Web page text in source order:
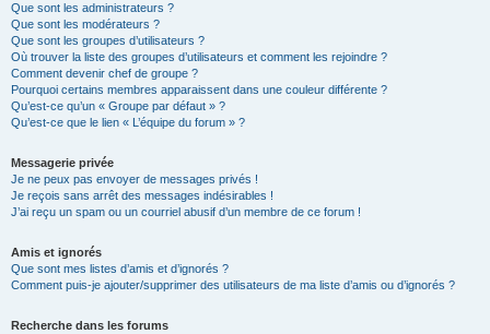
Que sont les administrateurs ?
Que sont les modérateurs ?
Que sont les groupes d’utilisateurs ?
Où trouver la liste des groupes d’utilisateurs et comment les rejoindre ?
Comment devenir chef de groupe ?
Pourquoi certains membres apparaissent dans une couleur différente ?
Qu’est-ce qu’un « Groupe par défaut » ?
Qu’est-ce que le lien « L’équipe du forum » ?
Messagerie privée
Je ne peux pas envoyer de messages privés !
Je reçois sans arrêt des messages indésirables !
J’ai reçu un spam ou un courriel abusif d’un membre de ce forum !
Amis et ignorés
Que sont mes listes d’amis et d’ignorés ?
Comment puis-je ajouter/supprimer des utilisateurs de ma liste d’amis ou d’ignorés ?
Recherche dans les forums